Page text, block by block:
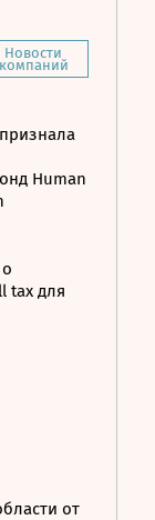
Новости
компаний
Human
tax для
от